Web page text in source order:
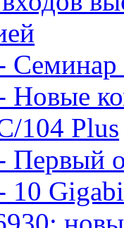
Новые
104 Plus
10